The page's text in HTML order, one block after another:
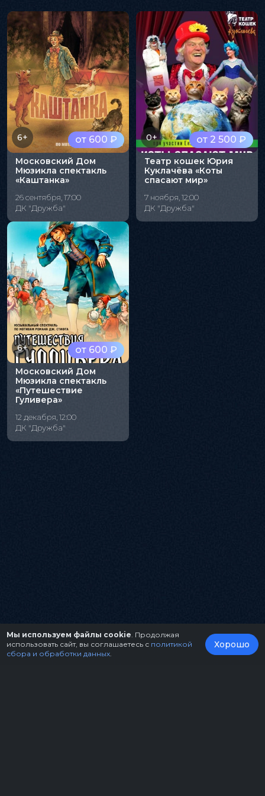
от 600 ₽
6+
Московский Дом
Мюзикла спектакль
«Каштанка»
26 сентября, 17:00
ДК "Дружба"
от 2 500 ₽
0+
Театр кошек Юрия
Куклачёва «Коты
спасают мир»
7 ноября, 12:00
ДК "Дружба"
от 600 ₽
6+
Московский Дом
Мюзикла спектакль
«Путешествие
Гуливера»
12 декабря, 12:00
ДК "Дружба"
Мы используем файлы cookie . Продолжая
использовать сайт, вы соглашаетесь с политикой
сбора и обработки данных
Хорошо